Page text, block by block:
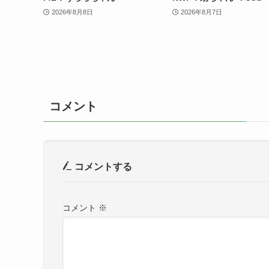
2026年8月8日 2026年8月7日
コメント
コメントする
コメント ※